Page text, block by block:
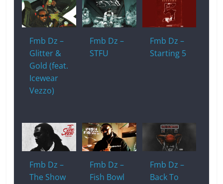
Fmb Dz –
Glitter &
Gold (feat.
Icewear
Vezzo)
Fmb Dz –
STFU
Fmb Dz –
Starting 5
Fmb Dz –
The Show
Fmb Dz –
Fish Bowl
Fmb Dz –
Back To